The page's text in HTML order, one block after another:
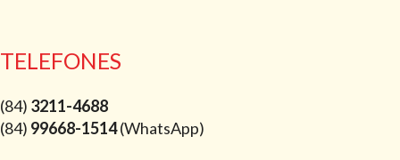
TELEFONES
(84) 3211-4688
(84) 99668-1514(WhatsApp)